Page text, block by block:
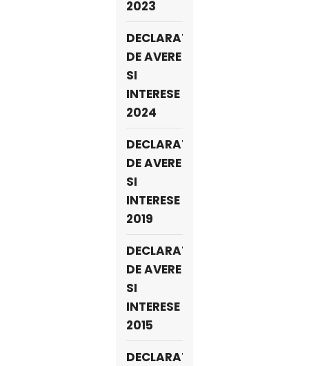
2023
DECLARATII
DE AVERE
SI
INTERESE
2024
DECLARATII
DE AVERE
SI
INTERESE
2019
DECLARATII
DE AVERE
SI
INTERESE
2015
DECLARATII